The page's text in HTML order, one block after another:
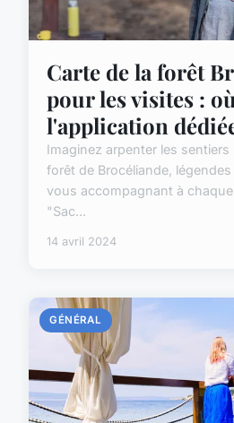
Carte de la forêt
pour les visites :
l'application
Imaginez arpenter les sentiers
forêt de Brocéliande,
vous accompagnant à
"Sac...
14 avril 2024
GÉNÉRAL